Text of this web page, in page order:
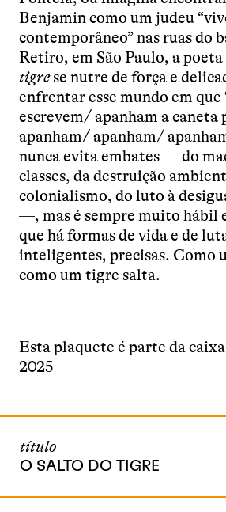
Benjamin como um judeu
contemporâneo” nas ruas do
Retiro, em São Paulo, a poeta
tigrese nutre de força e
enfrentar esse mundo em que
escrevem/ apanham a caneta
apanham/ apanham/
nunca evita embates — do
classes, da destruição
colonialismo, do luto à
—, mas é sempre muito hábil
que há formas de vida e de
inteligentes, precisas. Como
como um tigre salta.
Esta plaquete é parte da
2025
título
O SALTO DO TIGRE